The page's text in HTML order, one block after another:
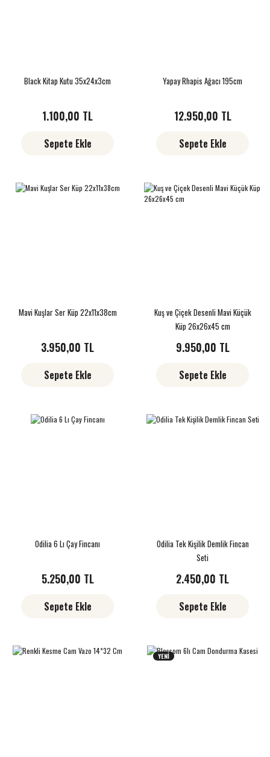
Black Kitap Kutu 35x24x3cm
1.100,00 TL
Sepete Ekle
Yapay Rhapis Ağacı 195cm
12.950,00 TL
Sepete Ekle
Mavi Kuşlar Ser Küp 22x11x38cm
3.950,00 TL
Sepete Ekle
Kuş ve Çiçek Desenli Mavi Küçük
Küp 26x26x45 cm
9.950,00 TL
Sepete Ekle
Odilia 6 Lı Çay Fincanı
5.250,00 TL
Sepete Ekle
Odilia Tek Kişilik Demlik Fincan
Seti
2.450,00 TL
Sepete Ekle
YENİ